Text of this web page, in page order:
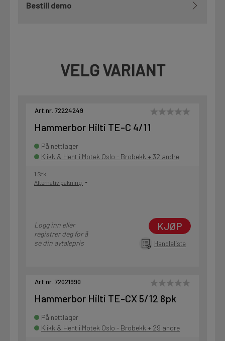
Bestill demo
VELG VARIANT
Art.nr. 72224249
Hammerbor Hilti TE-C 4/11
På nettlager
Klikk & Hent i Motek Oslo - Brobekk + 32 andre
1 Stk
Alternativ pakning
Logg inn eller
registrer deg for å
se din avtalepris
KJØP
Handleliste
Art.nr. 72021990
Hammerbor Hilti TE-CX 5/12 8pk
På nettlager
Klikk & Hent i Motek Oslo - Brobekk + 29 andre